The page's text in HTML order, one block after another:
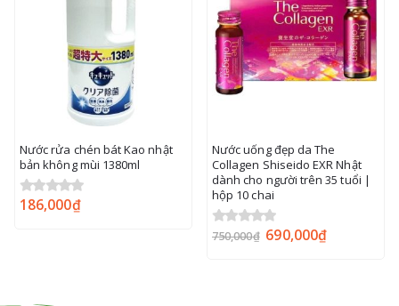
Nước rửa chén bát Kao nhật
bản không mùi 1380ml
0out of 5
186,000₫
Nước uống đẹp da The
Collagen Shiseido EXR Nhật
dành cho người trên 35 tuổi |
hộp 10 chai
0out of 5
750,000₫ 690,000₫